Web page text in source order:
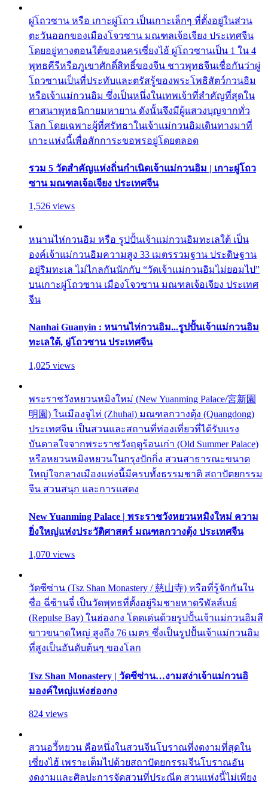
ผู่โถวซาน หรือ เกาะผู่โถว เป็นเกาะเล็กๆ ที่ตั้งอยู่ในส่วน
ตะวันออกของเมืองโจวซาน มณฑลเจ้อเจียง ประเทศจีน
โดยอยู่ทางตอนใต้ของนครเซี่ยงไฮ้ ผู่โถวซานเป็น 1 ใน 4
พุทธคีรีหรือภูเขาศักดิ์สิทธิ์ของจีน ชาวพุทธจีนเชื่อกันว่าผู่
โถวซานเป็นที่ประทับและตรัสรู้ของพระโพธิสัตว์กวนอิม
หรือเจ้าแม่กวนอิม ซึ่งเป็นหนึ่งในเทพเจ้าที่สำคัญที่สุดใน
ศาสนาพุทธนิกายมหายาน ดังนั้นจึงมีผู้แสวงบุญจากทั่ว
โลก โดยเฉพาะผู้ที่ศรัทธาในเจ้าแม่กวนอิมเดินทางมาที่
เกาะแห่งนี้เพื่อสักการะขอพรอยู่โดยตลอด
รวม 5 วัดสำคัญแห่งถิ่นกำเนิดเจ้าแม่กวนอิม | เกาะผู่โถว
ซาน มณฑลเจ้อเจียง ประเทศจีน
1,526 views
หนานไห่กวนอิม หรือ รูปปั้นเจ้าแม่กวนอิมทะเลใต้ เป็น
องค์เจ้าแม่กวนอิมความสูง 33 เมตรรวมฐาน ประดิษฐาน
อยู่ริมทะเล ไม่ไกลกันนักกับ “วัดเจ้าแม่กวนอิมไม่ยอมไป”
บนเกาะผู่โถวซาน เมืองโจวซาน มณฑลเจ้อเจียง ประเทศ
จีน
Nanhai Guanyin : หนานไห่กวนอิม...รูปปั้นเจ้าแม่กวนอิม
ทะเลใต้, ผู่โถวซาน ประเทศจีน
1,025 views
พระราชวังหยวนหมิงใหม่ (New Yuanming Palace/宮新園
明園) ในเมืองจูไห่ (Zhuhai) มณฑลกวางตุ้ง (Quangdong)
ประเทศจีน เป็นสวนและสถานที่ท่องเที่ยวที่ได้รับแรง
บันดาลใจจากพระราชวังฤดูร้อนเก่า (Old Summer Palace)
หรือหยวนหมิงหยวนในกรุงปักกิ่ง สวนสาธารณะขนาด
ใหญ่ใจกลางเมืองแห่งนี้มีครบทั้งธรรมชาติ สถาปัตยกรรม
จีน สวนสนุก และการแสดง
New Yuanming Palace | พระราชวังหยวนหมิงใหม่ ความ
ยิ่งใหญ่แห่งประวัติศาสตร์ มณฑลกวางตุ้ง ประเทศจีน
1,070 views
วัดซีซ่าน (Tsz Shan Monastery / 慈山寺) หรือที่รู้จักกันใน
ชื่อ ฉี่ซ้านจี๋ เป็นวัดพุทธที่ตั้งอยู่ริมชายหาดรีพัลส์เบย์
(Repulse Bay) ในฮ่องกง โดดเด่นด้วยรูปปั้นเจ้าแม่กวนอิมสี
ขาวขนาดใหญ่ สูงถึง 76 เมตร ซึ่งเป็นรูปปั้นเจ้าแม่กวนอิม
ที่สูงเป็นอันดับต้นๆ ของโลก
Tsz Shan Monastery | วัดซีซ่าน…งามสง่าเจ้าแม่กวนอิ
มองค์ใหญ่แห่งฮ่องกง
824 views
สวนอวี้หยวน คือหนึ่งในสวนจีนโบราณที่งดงามที่สุดใน
เซี่ยงไฮ้ เพราะเต็มไปด้วยสถาปัตยกรรมจีนโบราณอัน
งดงามและศิลปะการจัดสวนที่ประณีต สวนแห่งนี้ไม่เพียง